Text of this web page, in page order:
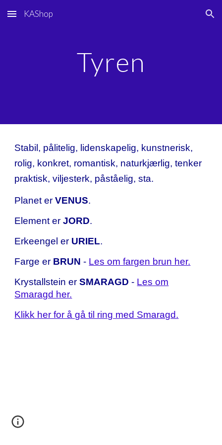
Skip to main content Skip to navigation
KAShop
Tyren
Stabil, pålitelig, lidenskapelig, kunstnerisk,
rolig, konkret, romantisk, naturkjærlig, tenker
praktisk, viljesterk, påståelig, sta.
Planet erVENUS.
Element erJORD.
Erkeengel er URIEL.
Farge er BRUN- Les om fargen brun her.
Krystallstein erSMARAGD- Les om
Smaragd her.
Klikk her for å gå til ring med Smaragd.